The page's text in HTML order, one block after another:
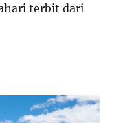
terbit dari